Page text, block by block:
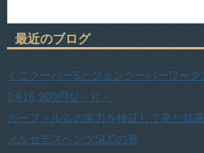
最近のブログ
ミニクーパーSとジョンクーパーワーク
2,616,900円な～り～
カーフィルムの実力を検証して見た結
メルセデスベンツSLCの巻